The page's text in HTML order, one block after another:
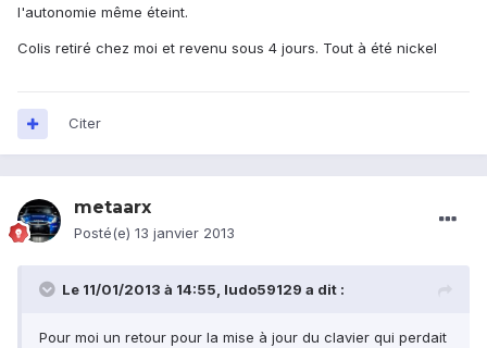
l'autonomie même éteint.
Colis retiré chez moi et revenu sous 4 jours. Tout à été nickel
Citer
metaarx
Posté(e) 13 janvier 2013
Le 11/01/2013 à 14:55, ludo59129 a dit :
Pour moi un retour pour la mise à jour du clavier qui perdait